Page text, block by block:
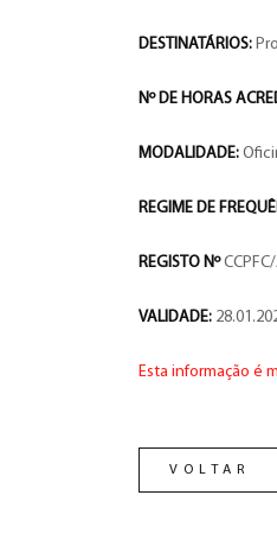
DESTINATÁRIOS:
Nº DE HORAS
MODALIDADE:
REGIME DE
REGISTO Nº
VALIDADE:
Esta informação é
VOLTAR